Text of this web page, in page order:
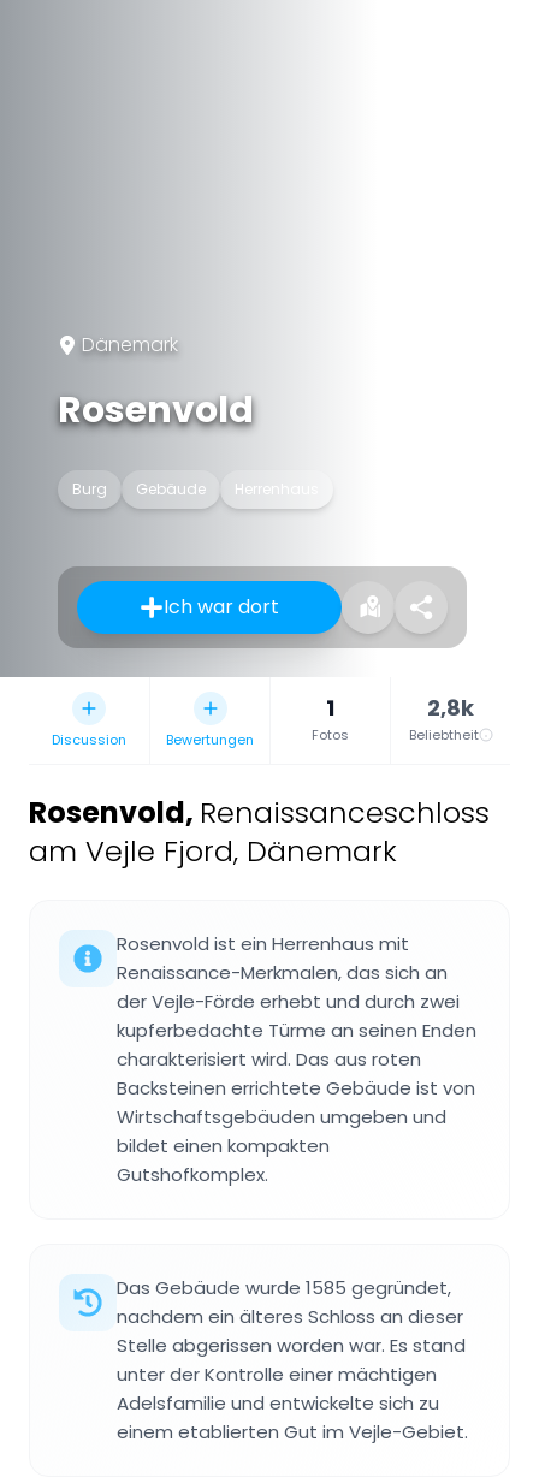
Dänemark
Rosenvold
Burg Gebäude Herrenhaus
Ich war dort
Discussion Bewertungen
1
Fotos
2,8k
Beliebtheit
Rosenvold, Renaissanceschloss
am Vejle Fjord, Dänemark
Rosenvold ist ein Herrenhaus mit
Renaissance-Merkmalen, das sich an
der Vejle-Förde erhebt und durch zwei
kupferbedachte Türme an seinen Enden
charakterisiert wird. Das aus roten
Backsteinen errichtete Gebäude ist von
Wirtschaftsgebäuden umgeben und
bildet einen kompakten
Gutshofkomplex.
Das Gebäude wurde 1585 gegründet,
nachdem ein älteres Schloss an dieser
Stelle abgerissen worden war. Es stand
unter der Kontrolle einer mächtigen
Adelsfamilie und entwickelte sich zu
einem etablierten Gut im Vejle-Gebiet.